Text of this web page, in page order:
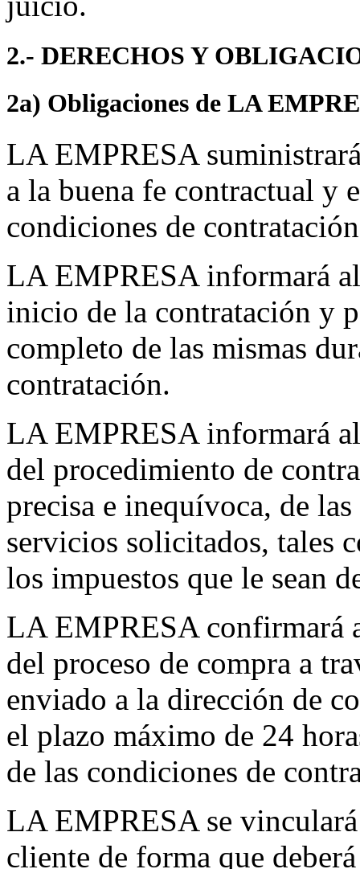
2.- DERECHOS Y
2a) Obligaciones de LA
LA EMPRESA
a la buena fe contractual y
condiciones de
LA EMPRESA informará
inicio de la contratación y
completo de las mismas
contratación.
LA EMPRESA informará
del procedimiento de
precisa e inequívoca, de
servicios solicitados, tales
los impuestos que le sean
LA EMPRESA confirmará
del proceso de compra a
enviado a la dirección de
el plazo máximo de 24
de las condiciones de
LA EMPRESA se
cliente de forma que